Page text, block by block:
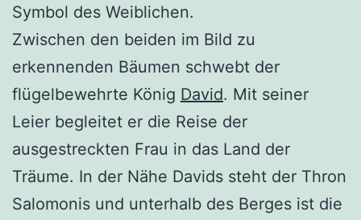
Symbol des Weiblichen.
Zwischen den beiden im Bild zu
erkennenden Bäumen schwebt der
flügelbewehrte König David. Mit seiner
Leier begleitet er die Reise der
ausgestreckten Frau in das Land der
Träume. In der Nähe Davids steht der Thron
Salomonis und unterhalb des Berges ist die